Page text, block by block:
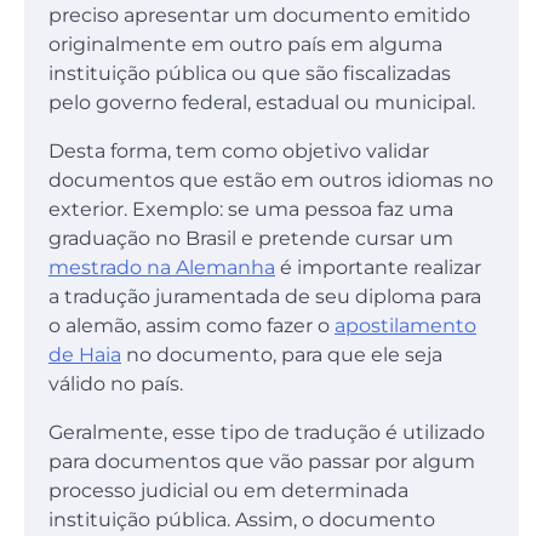
preciso apresentar um documento emitido
originalmente em outro país em alguma
instituição pública ou que são fiscalizadas
pelo governo federal, estadual ou municipal.
Desta forma, tem como objetivo validar
documentos que estão em outros idiomas no
exterior. Exemplo: se uma pessoa faz uma
graduação no Brasil e pretende cursar um
mestrado na Alemanha é importante realizar
a tradução juramentada de seu diploma para
o alemão, assim como fazer o apostilamento
de Haia no documento, para que ele seja
válido no país.
Geralmente, esse tipo de tradução é utilizado
para documentos que vão passar por algum
processo judicial ou em determinada
instituição pública. Assim, o documento